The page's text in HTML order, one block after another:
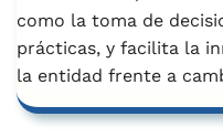
como la toma de
prácticas, y facilita la
la entidad frente a